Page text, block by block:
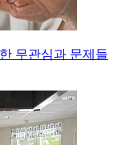
무관심과 문제들